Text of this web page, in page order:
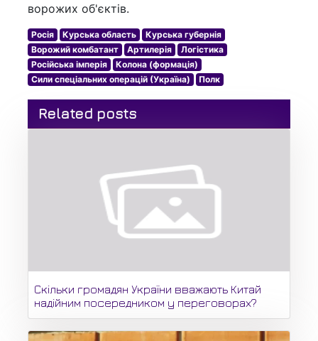
ворожих об'єктів.
Росія Курська область
Курська губернія
Ворожий комбатант
Артилерія
Логістика
Російська імперія
Колона (формація)
Сили спеціальних операцій (Україна)
Полк
Related posts
Скільки громадян України вважають Китай
надійним посередником у переговорах?